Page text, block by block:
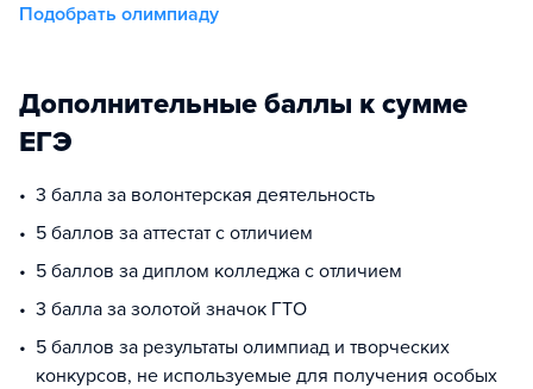
Подобрать олимпиаду
Дополнительные баллы к сумме
ЕГЭ
3 балла за волонтерская деятельность
5 баллов за аттестат с отличием
5 баллов за диплом колледжа с отличием
3 балла за золотой значок ГТО
5 баллов за результаты олимпиад и творческих
конкурсов, не используемые для получения особых